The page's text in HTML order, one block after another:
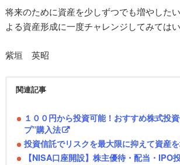
将来のために資産を少しずつでも増やした
よる資産形成に一度チャレンジしてみては
紫垣 英昭
関連記事
１００円から投資可能！おすすめ株式投
プ”購入法
投資信託でリスクを最大限に抑えて資産
【NISA口座開設】株主優待・配当・IPO